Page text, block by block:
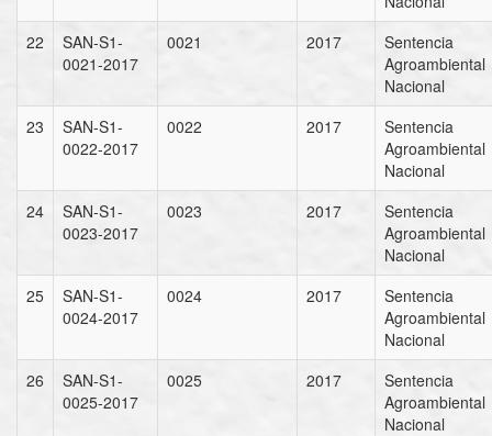
22
SAN-S1-
0021-2017
0021 2017
Sentencia
Agroambiental
Nacional
23
SAN-S1-
0022-2017
0022 2017
Sentencia
Agroambiental
Nacional
24
SAN-S1-
0023-2017
0023 2017
Sentencia
Agroambiental
Nacional
25
SAN-S1-
0024-2017
0024 2017
Sentencia
Agroambiental
Nacional
26
SAN-S1-
0025-2017
0025 2017
Sentencia
Agroambiental
Nacional